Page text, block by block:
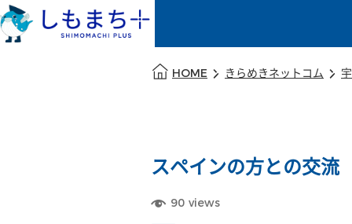
HOME きらめきネットコム
スペインの方との交流
90 views